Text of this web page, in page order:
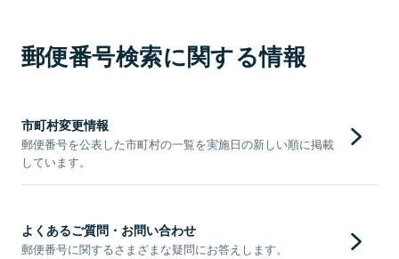
郵便番号検索に関する情報
市町村変更情報
郵便番号を公表した市町村の一覧を実施日の新しい順に掲載
しています。
よくあるご質問・お問い合わせ
郵便番号に関するさまざまな疑問にお答えします。